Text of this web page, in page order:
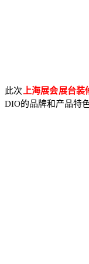
此次 上海展会展台装
DIO的品牌和产品特色